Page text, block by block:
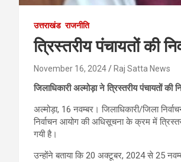
उत्तराखंड राजनीति
त्रिस्तरीय पंचायतों की
November 16, 2024 Raj Satta News
जिलाधिकारी अल्मोड़ा ने त्रिस्तरीय पंचायतों की
अल्मोड़ा, 16 नवम्बर। जिलाधिकारी/जिला
निर्वाचन आयोग की अधिसूचना के क्रम में
गयी है।
उन्होंने बताया कि 20 अक्टूबर, 2024 से 25